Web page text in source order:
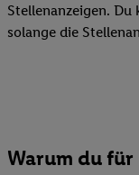
Stellenanzeigen. Du
solange die
Warum du